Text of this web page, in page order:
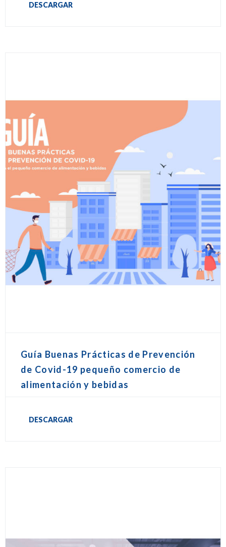
DESCARGAR
Guía Buenas Prácticas de Prevención
de Covid-19 pequeño comercio de
alimentación y bebidas
DESCARGAR